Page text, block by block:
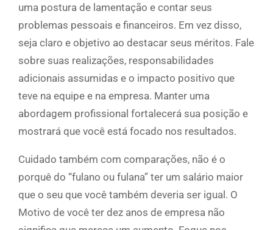
uma postura de lamentação e contar seus
problemas pessoais e financeiros. Em vez disso,
seja claro e objetivo ao destacar seus méritos. Fale
sobre suas realizações, responsabilidades
adicionais assumidas e o impacto positivo que
teve na equipe e na empresa. Manter uma
abordagem profissional fortalecerá sua posição e
mostrará que você está focado nos resultados.
Cuidado também com comparações, não é o
porquê do “fulano ou fulana” ter um salário maior
que o seu que você também deveria ser igual. O
Motivo de você ter dez anos de empresa não